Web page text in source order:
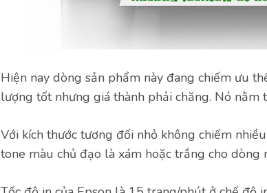
Hiện nay dòng sản phẩm này đang chiếm ưu
lượng tốt nhưng giá thành phải chăng. Nó
Với kích thước tương đối nhỏ không chiếm
tone màu chủ đạo là xám hoặc trắng cho dòng